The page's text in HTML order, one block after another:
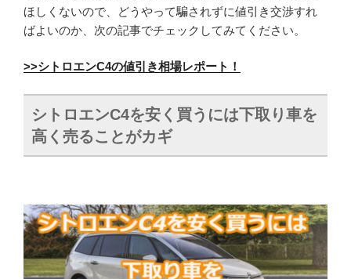
ほしくないので、どうやって騙されずに値引き交渉すれ
ばよいのか、次の記事でチェックしてみてください。
>>シトロエンC4の値引き相場レポート！
シトロエンC4を安く買うには下取り車を
高く売ることがカギ